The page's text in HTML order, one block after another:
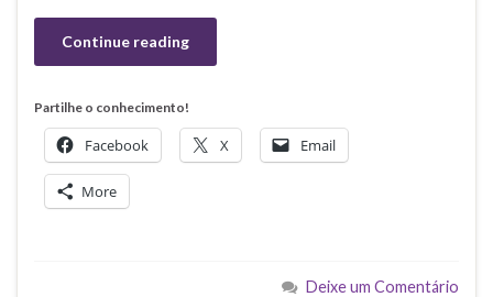
Continue reading
Partilhe o conhecimento!
Facebook X Email
More
Deixe um Comentário